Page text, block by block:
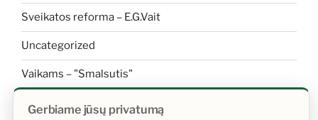
Sveikatos reforma – E.G.Vait
Uncategorized
Vaikams – "Smalsutis"
Vaikams apie sveikatą
Gerbiame jūsų privatumą